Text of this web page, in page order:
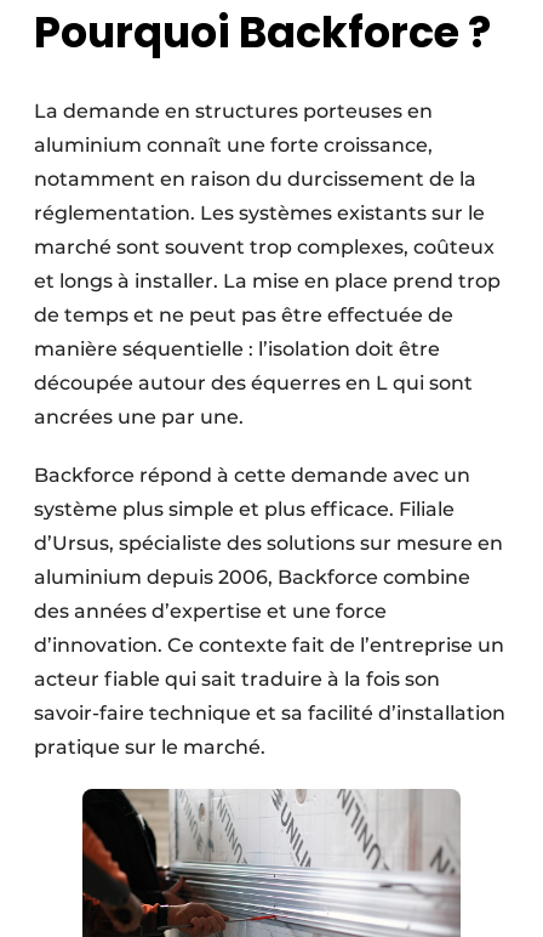
Pourquoi Backforce ?
La demande en structures porteuses en
aluminium connaît une forte croissance,
notamment en raison du durcissement de la
réglementation. Les systèmes existants sur le
marché sont souvent trop complexes, coûteux
et longs à installer. La mise en place prend trop
de temps et ne peut pas être effectuée de
manière séquentielle : l’isolation doit être
découpée autour des équerres en L qui sont
ancrées une par une.
Backforce répond à cette demande avec un
système plus simple et plus efficace. Filiale
d’Ursus, spécialiste des solutions sur mesure en
aluminium depuis 2006, Backforce combine
des années d’expertise et une force
d’innovation. Ce contexte fait de l’entreprise un
acteur fiable qui sait traduire à la fois son
savoir-faire technique et sa facilité d’installation
pratique sur le marché.